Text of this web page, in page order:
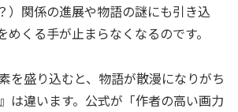
）関係の進展や物語の謎にも引き込
めくる手が止まらなくなるのです。
を盛り込むと、物語が散漫になりがち
は違います。公式が「作者の高い画力